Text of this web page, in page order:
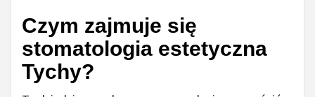
Czym zajmuje się
stomatologia estetyczna
Tychy?